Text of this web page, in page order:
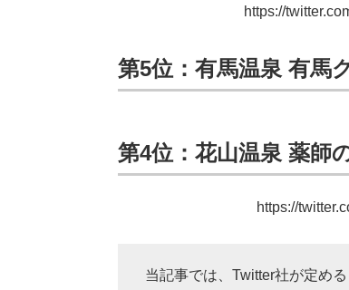
https://
第5位：有馬温泉 有馬
第4位：花山温泉 薬師
https://
当記事では、Twitter社が定める